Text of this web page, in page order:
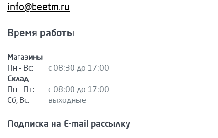
info@beetm.ru
Время работы
Магазины
Пн - Вс:
с 08:30 до 17:00
Склад
Пн - Пт:
с 08:00 до 17:00
Сб, Вс:
выходные
Подписка на E-mail рассылку